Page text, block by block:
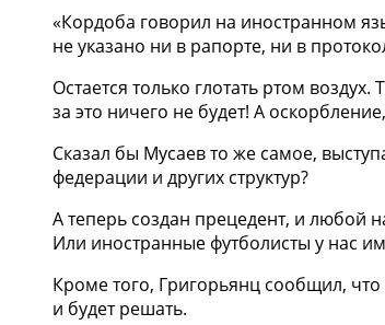
«Кордоба говорил на иностранном
не указано ни в рапорте, ни в
Остается только глотать ртом
за это ничего не будет! А
Сказал бы Мусаев то же самое,
федерации и других структур?
А теперь создан прецедент, и любой
Или иностранные футболисты у нас
Кроме того, Григорьянц сообщил,
и будет решать.